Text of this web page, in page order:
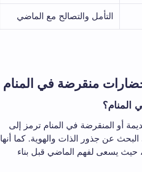
التأمل والتصالح مع الماضي
منقرضة في المنام
المنام؟
أو المنقرضة في المنام ترمز إلى
عن جذور الذات والهوية. كما أنها
حيث يسعى لفهم الماضي قبل بناء